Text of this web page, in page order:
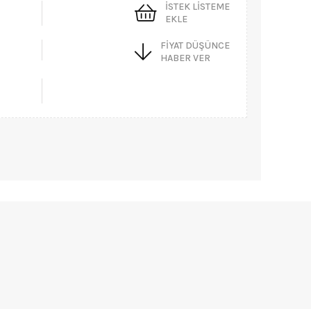
İSTEK LISTEME
EKLE
FIYAT DÜŞÜNCE
HABER VER